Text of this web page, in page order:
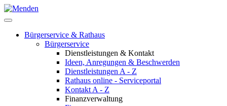
Bürgerservice & Rathaus
Bürgerservice
Dienstleistungen & Kontakt
Ideen, Anregungen & Beschwerden
Dienstleistungen A - Z
Rathaus online - Serviceportal
Kontakt A - Z
Finanzverwaltung